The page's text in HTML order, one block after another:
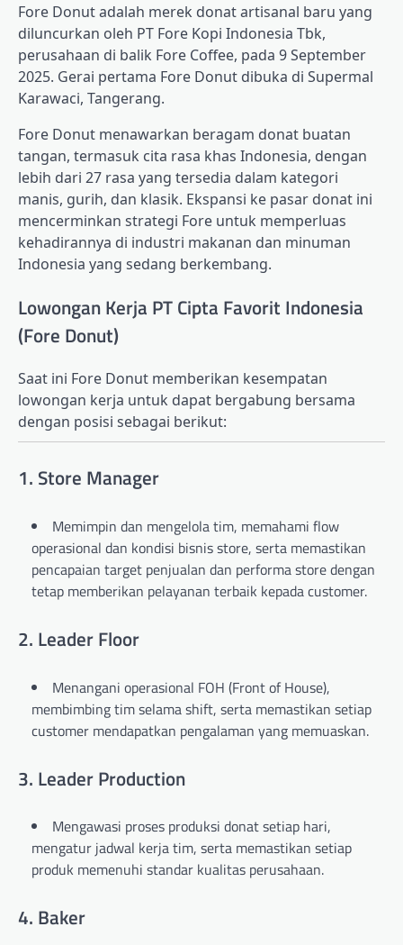
Fore Donut adalah merek donat artisanal baru yang
diluncurkan oleh PT Fore Kopi Indonesia Tbk,
perusahaan di balik Fore Coffee, pada 9 September
2025. Gerai pertama Fore Donut dibuka di Supermal
Karawaci, Tangerang.
Fore Donut menawarkan beragam donat buatan
tangan, termasuk cita rasa khas Indonesia, dengan
lebih dari 27 rasa yang tersedia dalam kategori
manis, gurih, dan klasik. Ekspansi ke pasar donat ini
mencerminkan strategi Fore untuk memperluas
kehadirannya di industri makanan dan minuman
Indonesia yang sedang berkembang.
Lowongan Kerja PT Cipta Favorit Indonesia
(Fore Donut)
Saat ini Fore Donut memberikan kesempatan
lowongan kerja untuk dapat bergabung bersama
dengan posisi sebagai berikut:
1. Store Manager
Memimpin dan mengelola tim, memahami flow
operasional dan kondisi bisnis store, serta memastikan
pencapaian target penjualan dan performa store dengan
tetap memberikan pelayanan terbaik kepada customer.
2. Leader Floor
Menangani operasional FOH (Front of House),
membimbing tim selama shift, serta memastikan setiap
customer mendapatkan pengalaman yang memuaskan.
3. Leader Production
Mengawasi proses produksi donat setiap hari,
mengatur jadwal kerja tim, serta memastikan setiap
produk memenuhi standar kualitas perusahaan.
4. Baker